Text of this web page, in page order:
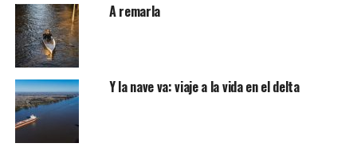
A remarla
Y la nave va: viaje a la vida en el delta